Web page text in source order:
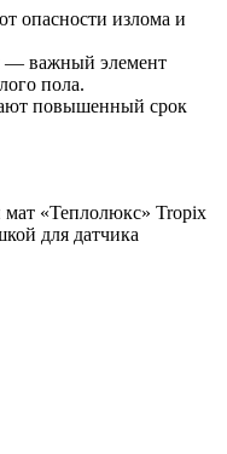
опасности излома и
— важный элемент
пола.
повышенный срок
«Теплолюкс» Tropix
для датчика